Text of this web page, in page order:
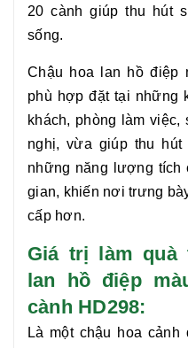
20 cànhgiúp thu hút
sống.
Chậu hoa lan hồ điệp
phù hợp đặt tại những
khách, phòng làm việc,
nghị, vừa giúp thu
những năng lượng tích
gian, khiến nơi trưng
cấp hơn.
Giá trị làm quà
lan hồ điệp
cành HD298:
Là một chậu hoa